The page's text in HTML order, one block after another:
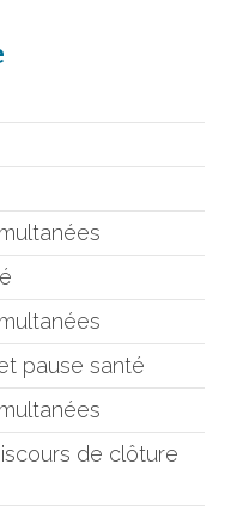
pause santé
de clôture